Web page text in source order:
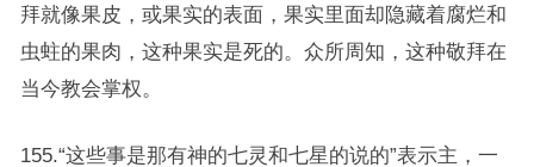
拜就像果皮，或果实的表面，果实里面却隐藏着腐烂和
虫蛀的果肉，这种果实是死的。众所周知，这种敬拜在
当今教会掌权。
155.“这些事是那有神的七灵和七星的说的”表示主，一